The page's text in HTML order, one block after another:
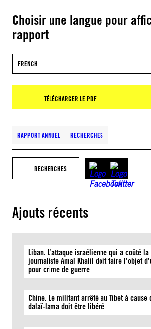
Choisir une langue pour
rapport
FRENCH
TÉLÉCHARGER LE PDF
RAPPORT ANNUEL RECHERCHES
RECHERCHES
Ajouts récents
Liban. L’attaque israélienne qui a coûté
journaliste Amal Khalil doit faire l’objet
pour crime de guerre
Chine. Le militant arrêté au Tibet à cause
dalaï-lama doit être libéré